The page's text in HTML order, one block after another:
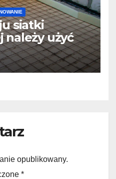
siatki
należy użyć
opublikowany.
*